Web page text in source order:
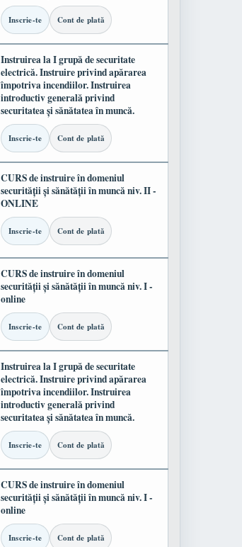
Inscrie-te Cont de plată
Instruirea la I grupă de securitate
electrică. Instruire privind apărarea
împotriva incendiilor. Instruirea
introductiv generală privind
securitatea și sănătatea în muncă.
Inscrie-te Cont de plată
CURS de instruire în domeniul
securității și sănătății în muncă niv. II -
ONLINE
Inscrie-te Cont de plată
CURS de instruire în domeniul
securității și sănătății în muncă niv. I -
online
Inscrie-te Cont de plată
Instruirea la I grupă de securitate
electrică. Instruire privind apărarea
împotriva incendiilor. Instruirea
introductiv generală privind
securitatea și sănătatea în muncă.
Inscrie-te Cont de plată
CURS de instruire în domeniul
securității și sănătății în muncă niv. I -
online
Inscrie-te Cont de plată